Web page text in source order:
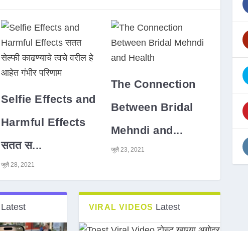
Selfie Effects and
Harmful Effects
सतत स...
जुलै 28, 2021
The Connection
Between Bridal
Mehndi and...
जुलै 23, 2021
Latest VIRAL VIDEOS Latest